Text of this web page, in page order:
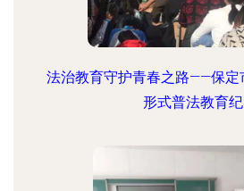
法治教育守护青春之路——保定
形式普法教育